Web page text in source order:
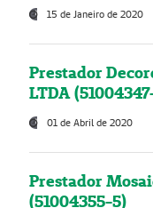
15 de Janeiro de 2020
Prestador
LTDA
01 de Abril de 2020
Prestador
(51004355-5)